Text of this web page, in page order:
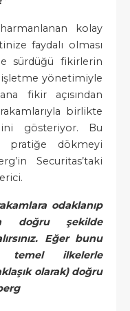
kolay
faydalı olması
sürdüğü fikirlerin
işletme yönetimiyle
fikir açısından
birlikte
gösteriyor. Bu
pratiğe dökmeyi
Securitas’taki
odaklanıp
doğru şekilde
Eğer bunu
ilkelerle
olarak) doğru